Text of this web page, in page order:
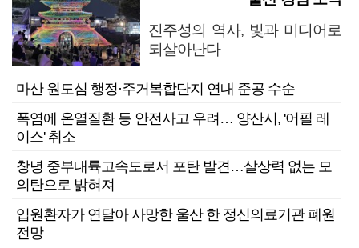
진주성의 역사, 빛과 미디어로
되살아난다
마산 원도심 행정·주거복합단지 연내 준공 수순
폭염에 온열질환 등 안전사고 우려… 양산시, '어필 레
이스' 취소
창녕 중부내륙고속도로서 포탄 발견…살상력 없는 모
의탄으로 밝혀져
입원환자가 연달아 사망한 울산 한 정신의료기관 폐원
전망